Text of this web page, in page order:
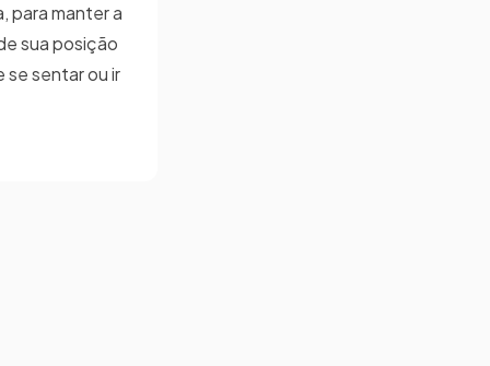
para manter a
sua posição
se sentar ou ir